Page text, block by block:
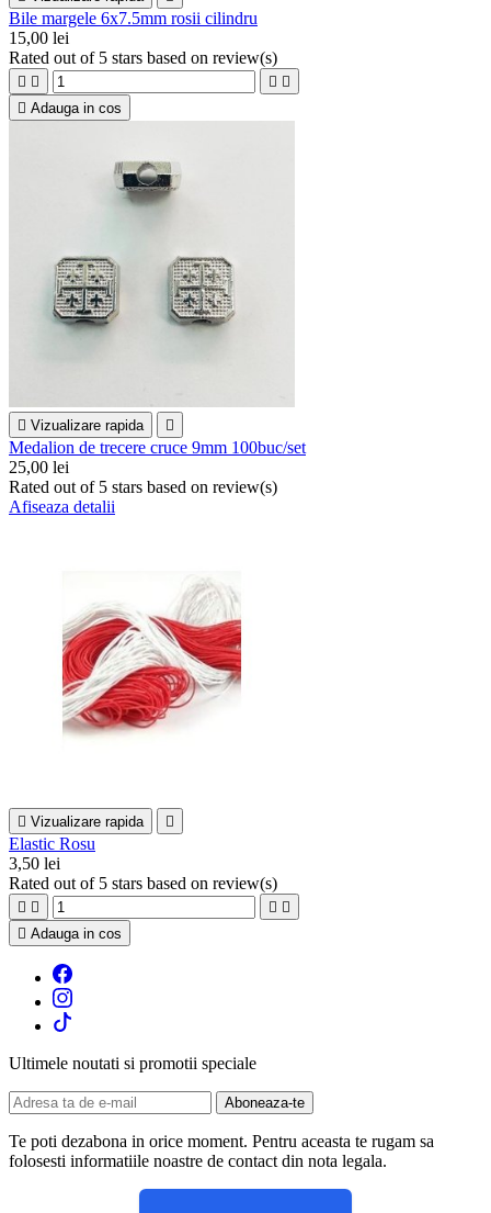
Bile margele 6x7.5mm rosii cilindru
15,00 lei
Rated out of 5 stars based on review(s)
   
 Adauga in cos
 Vizualizare rapida 
Medalion de trecere cruce 9mm 100buc/set
25,00 lei
Rated out of 5 stars based on review(s)
Afiseaza detalii
 Vizualizare rapida 
Elastic Rosu
3,50 lei
Rated out of 5 stars based on review(s)
   
 Adauga in cos
Ultimele noutati si promotii speciale
Te poti dezabona in orice moment. Pentru aceasta te rugam sa
folosesti informatiile noastre de contact din nota legala.